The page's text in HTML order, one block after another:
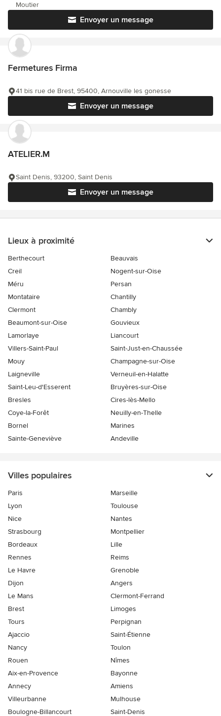
Envoyer un message
Moutier
Fermetures Firma
Envoyer un message
41 bis rue de Brest, 95400, Arnouville les gonesse
ATELIER.M
Envoyer un message
Saint Denis, 93200, Saint Denis
Lieux à proximité
Berthecourt
Beauvais
Creil
Nogent-sur-Oise
Méru
Persan
Montataire
Chantilly
Clermont
Chambly
Beaumont-sur-Oise
Gouvieux
Lamorlaye
Liancourt
Villers-Saint-Paul
Saint-Just-en-Chaussée
Mouy
Champagne-sur-Oise
Laigneville
Verneuil-en-Halatte
Saint-Leu-d'Esserent
Bruyères-sur-Oise
Bresles
Cires-lès-Mello
Coye-la-Forêt
Neuilly-en-Thelle
Bornel
Marines
Sainte-Geneviève
Andeville
Villes populaires
Paris
Marseille
Lyon
Toulouse
Nice
Nantes
Strasbourg
Montpellier
Bordeaux
Lille
Rennes
Reims
Le Havre
Grenoble
Dijon
Angers
Le Mans
Clermont-Ferrand
Brest
Limoges
Tours
Perpignan
Ajaccio
Saint-Étienne
Nancy
Toulon
Rouen
Nîmes
Aix-en-Provence
Bayonne
Annecy
Amiens
Villeurbanne
Mulhouse
Boulogne-Billancourt
Saint-Denis